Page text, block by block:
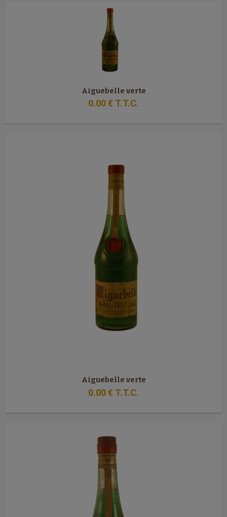
Aiguebelle verte
0.00€ T.T.C.
Aiguebelle verte
0.00€ T.T.C.